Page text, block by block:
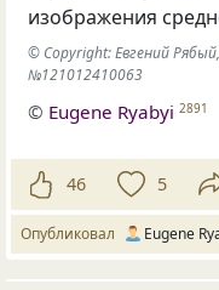
изображения
© Copyright: Евгений
№121012410063
© Eugene Ryabyi 2891
46 5
Опубликовал Eugene